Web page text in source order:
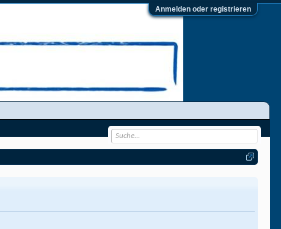
Anmelden oder registrieren